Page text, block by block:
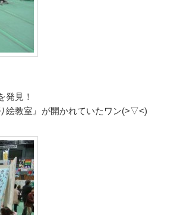
発見！
絵教室』が開かれていたワン(>▽<)